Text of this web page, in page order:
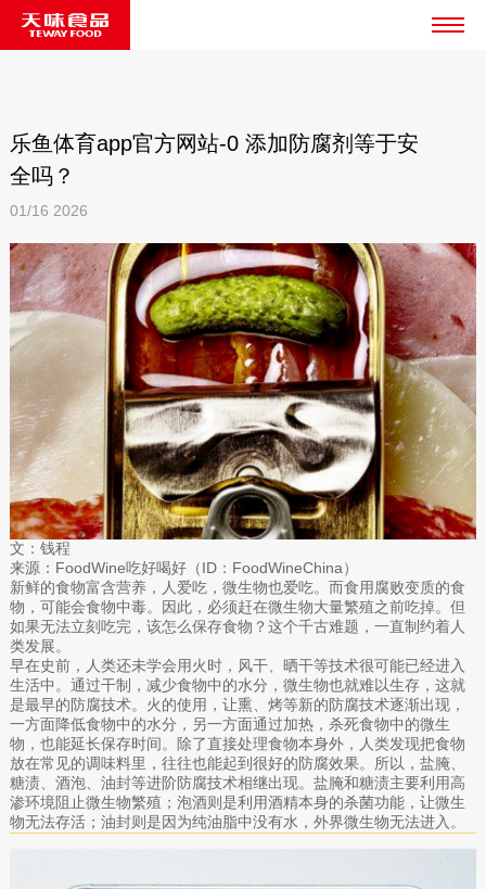
乐鱼体育app官方网站-0 添加防腐剂等于安
全吗？
01/16 2026
文：钱程
来源：FoodWine吃好喝好（ID：FoodWineChina）
新鲜的食物富含营养，人爱吃，微生物也爱吃。而食用腐败变质的食
物，可能会食物中毒。因此，必须赶在微生物大量繁殖之前吃掉。但
如果无法立刻吃完，该怎么保存食物？这个千古难题，一直制约着人
类发展。
早在史前，人类还未学会用火时，风干、晒干等技术很可能已经进入
生活中。通过干制，减少食物中的水分，微生物也就难以生存，这就
是最早的防腐技术。火的使用，让熏、烤等新的防腐技术逐渐出现，
一方面降低食物中的水分，另一方面通过加热，杀死食物中的微生
物，也能延长保存时间。除了直接处理食物本身外，人类发现把食物
放在常见的调味料里，往往也能起到很好的防腐效果。所以，盐腌、
糖渍、酒泡、油封等进阶防腐技术相继出现。盐腌和糖渍主要利用高
渗环境阻止微生物繁殖；泡酒则是利用酒精本身的杀菌功能，让微生
物无法存活；油封则是因为纯油脂中没有水，外界微生物无法进入。